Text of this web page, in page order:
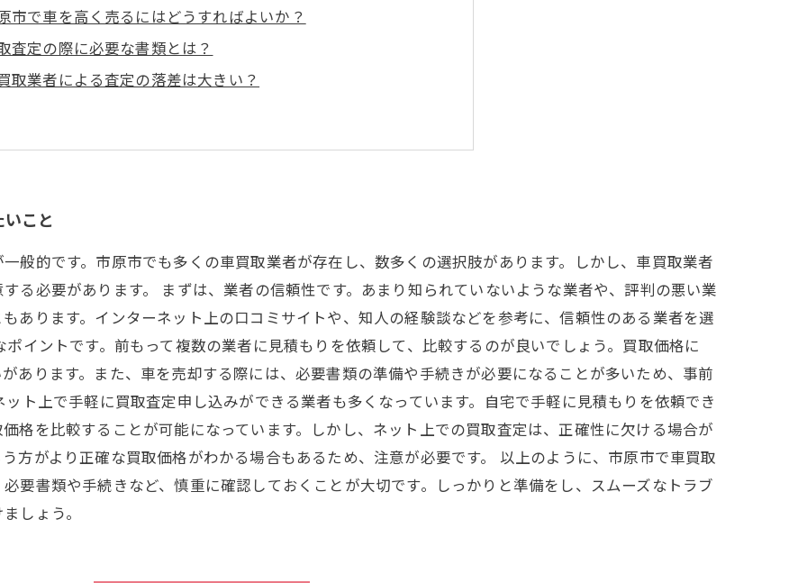
市で車を高く売るにはどうすればよいか？
査定の際に必要な書類とは？
取業者による査定の落差は大きい？
こと
般的です。市原市でも多くの車買取業者が存在し、数多くの選択肢があります。しかし、車買取業者
る必要があります。 まずは、業者の信頼性です。あまり知られていないような業者や、評判の悪い業
あります。インターネット上の口コミサイトや、知人の経験談などを参考に、信頼性のある業者を選
イントです。前もって複数の業者に見積もりを依頼して、比較するのが良いでしょう。買取価格に
あります。また、車を売却する際には、必要書類の準備や手続きが必要になることが多いため、事前
ト上で手軽に買取査定申し込みができる業者も多くなっています。自宅で手軽に見積もりを依頼でき
格を比較することが可能になっています。しかし、ネット上での買取査定は、正確性に欠ける場合が
方がより正確な買取価格がわかる場合もあるため、注意が必要です。 以上のように、市原市で車買取
要書類や手続きなど、慎重に確認しておくことが大切です。しっかりと準備をし、スムーズなトラブ
しょう。